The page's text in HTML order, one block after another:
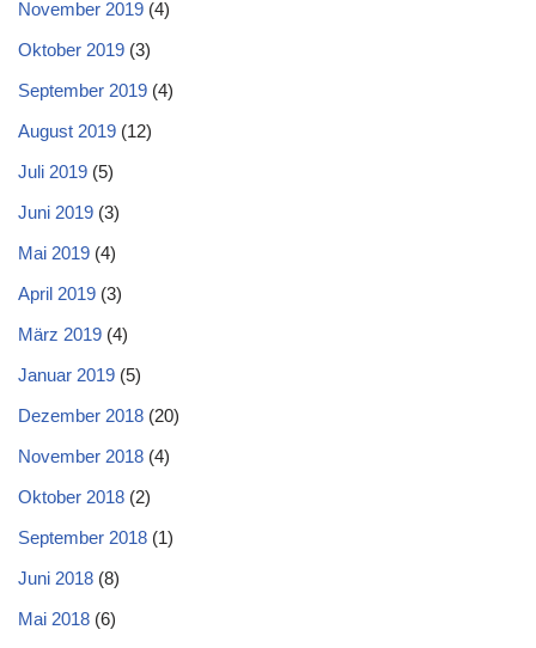
November 2019 (4)
Oktober 2019 (3)
September 2019 (4)
August 2019 (12)
Juli 2019 (5)
Juni 2019 (3)
Mai 2019 (4)
April 2019 (3)
März 2019 (4)
Januar 2019 (5)
Dezember 2018 (20)
November 2018 (4)
Oktober 2018 (2)
September 2018 (1)
Juni 2018 (8)
Mai 2018 (6)